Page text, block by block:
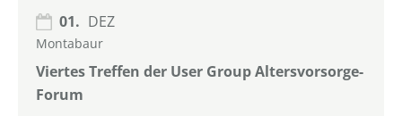
01. DEZ
Montabaur
Viertes Treffen der User Group Altersvorsorge-
Forum